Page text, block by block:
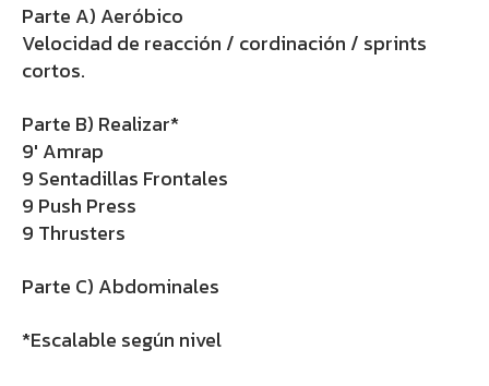
Parte A) Aeróbico
Velocidad de reacción / cordinación / sprints
cortos.
Parte B) Realizar*
9′ Amrap
9 Sentadillas Frontales
9 Push Press
9 Thrusters
Parte C) Abdominales
*Escalable según nivel